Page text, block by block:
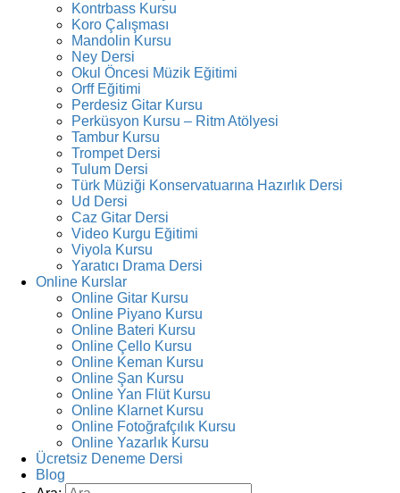
Kontrbass Kursu
Koro Çalışması
Mandolin Kursu
Ney Dersi
Okul Öncesi Müzik Eğitimi
Orff Eğitimi
Perdesiz Gitar Kursu
Perküsyon Kursu – Ritm Atölyesi
Tambur Kursu
Trompet Dersi
Tulum Dersi
Türk Müziği Konservatuarına Hazırlık Dersi
Ud Dersi
Caz Gitar Dersi
Video Kurgu Eğitimi
Viyola Kursu
Yaratıcı Drama Dersi
Online Kurslar
Online Gitar Kursu
Online Piyano Kursu
Online Bateri Kursu
Online Çello Kursu
Online Keman Kursu
Online Şan Kursu
Online Yan Flüt Kursu
Online Klarnet Kursu
Online Fotoğrafçılık Kursu
Online Yazarlık Kursu
Ücretsiz Deneme Dersi
Blog